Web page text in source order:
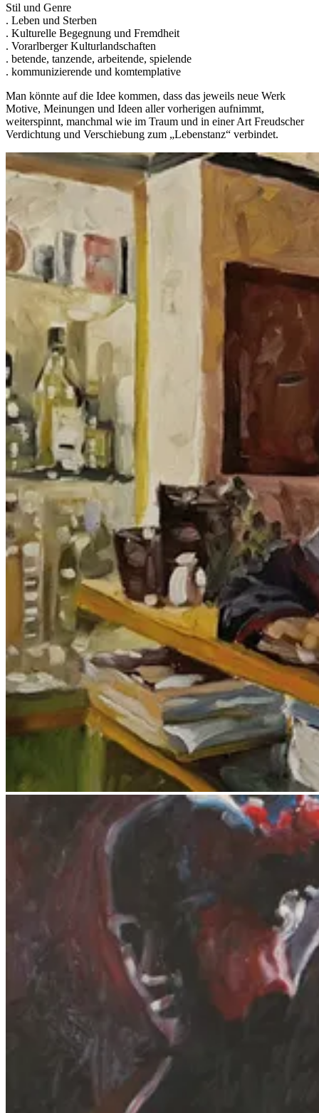
Stil und Genre
. Leben und Sterben
. Kulturelle Begegnung und Fremdheit
. Vorarlberger Kulturlandschaften
. betende, tanzende, arbeitende, spielende
. kommunizierende und komtemplative
Man könnte auf die Idee kommen, dass das jeweils neue Werk
Motive, Meinungen und Ideen aller vorherigen aufnimmt,
weiterspinnt, manchmal wie im Traum und in einer Art Freudscher
Verdichtung und Verschiebung zum „Lebenstanz“ verbindet.